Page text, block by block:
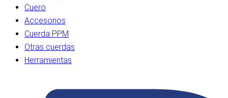
Cuero
Accesorios
Cuerda PPM
Otras cuerdas
Herramientas